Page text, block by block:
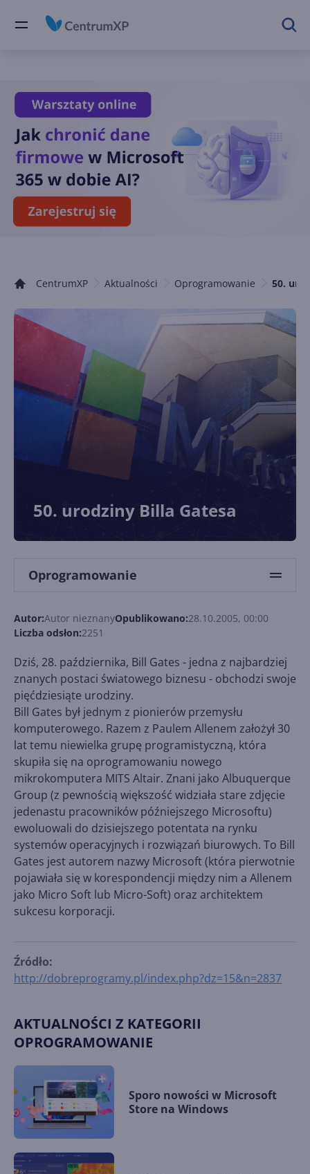
CentrumXP Aktualności Oprogramowanie 50.
50. urodziny Billa Gatesa
Oprogramowanie
Autor:Autor nieznanyOpublikowano:28.10.2005, 00:00
Liczba odsłon:2251
Dziś, 28. października, Bill Gates - jedna z najbardziej
znanych postaci światowego biznesu - obchodzi swoje
pięćdziesiąte urodziny.
Bill Gates był jednym z pionierów przemysłu
komputerowego. Razem z Paulem Allenem założył 30
lat temu niewielka grupę programistyczną, która
skupiła się na oprogramowaniu nowego
mikrokomputera MITS Altair. Znani jako Albuquerque
Group (z pewnością większość widziała stare zdjęcie
jedenastu pracowników późniejszego Microsoftu)
ewoluowali do dzisiejszego potentata na rynku
systemów operacyjnych i rozwiązań biurowych. To Bill
Gates jest autorem nazwy Microsoft (która pierwotnie
pojawiała się w korespondencji między nim a Allenem
jako Micro Soft lub Micro-Soft) oraz architektem
sukcesu korporacji.
Źródło:
http://dobreprogramy.pl/index.php?dz=15&n=2837
AKTUALNOŚCI Z KATEGORII
OPROGRAMOWANIE
Sporo nowości w Microsoft
Store na Windows